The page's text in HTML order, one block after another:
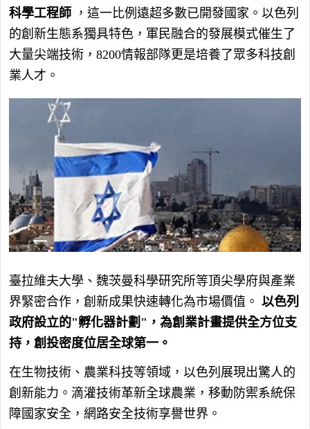
科學工程師 ，這一比例遠超多數已開發國家。以色列
的創新生態系獨具特色，軍民融合的發展模式催生了
大量尖端技術，8200情報部隊更是培養了眾多科技創
業人才。
臺拉維夫大學、魏茨曼科學研究所等頂尖學府與產業
界緊密合作，創新成果快速轉化為市場價值。 以色列
政府設立的"孵化器計劃"，為創業計畫提供全方位支
持，創投密度位居全球第一。
在生物技術、農業科技等領域，以色列展現出驚人的
創新能力。滴灌技術革新全球農業，移動防禦系統保
障國家安全，網路安全技術享譽世界。